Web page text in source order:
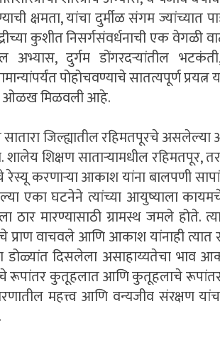
क्षमता, यांचा दुर्मीळ संगम
कुशीत निसर्गसंवर्धनाची एक वेगळी
अभ्यास, दुर्गम डोंगरदर्‍यांतील
पोहोचवण्याचे सातत्यपूर्ण
ओळख मिळवली आहे.
जिल्ह्यातील रहिमतपूरचे असलेल्या
शालेय शिक्षण सातार्‍यामधील रहिमतपूर,
रेस्यू करणार्‍या आकाश यांना बालपणी
एका घटनेने त्यांच्या आयुष्याला
ठार मारण्यासाठी ग्रामस्थ जमले होते.
प्राण वाचवले आणि आकाश यांनाही
डोळ्यांत दिसलेला असाहाय्यतेचा भाव
रूपांतर कुतूहलात आणि कुतूहलाचे रूपांतर
महत्त्व आणि वन्यजीव संरक्षण